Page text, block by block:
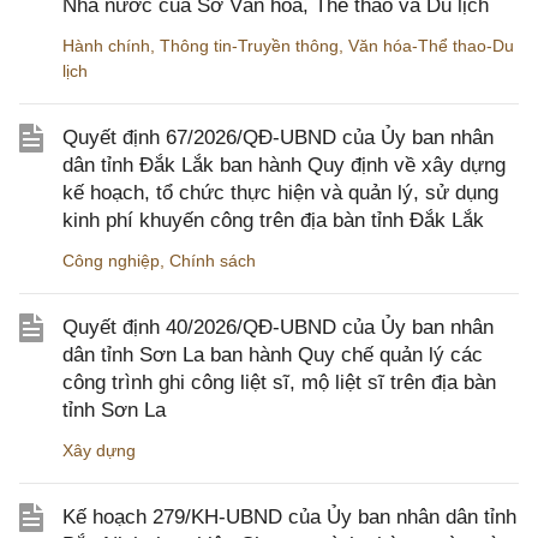
Nhà nước của Sở Văn hóa, Thể thao và Du lịch
Hành chính Thông tin-Truyền thông Văn hóa-Thể thao-Du
lịch
Quyết định 67/2026/QĐ-UBND của Ủy ban nhân
dân tỉnh Đắk Lắk ban hành Quy định về xây dựng
kế hoạch, tổ chức thực hiện và quản lý, sử dụng
kinh phí khuyến công trên địa bàn tỉnh Đắk Lắk
Công nghiệp Chính sách
Quyết định 40/2026/QĐ-UBND của Ủy ban nhân
dân tỉnh Sơn La ban hành Quy chế quản lý các
công trình ghi công liệt sĩ, mộ liệt sĩ trên địa bàn
tỉnh Sơn La
Xây dựng
Kế hoạch 279/KH-UBND của Ủy ban nhân dân tỉnh